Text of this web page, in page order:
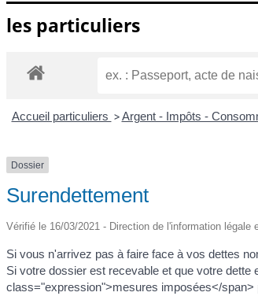
les particuliers
Accueil particuliers > Argent - Impôts -
Dossier
Surendettement
Vérifié le 16/03/2021 - Direction de l'information légale
Si vous n'arrivez pas à faire face à vos dettes
Si votre dossier est recevable et que votre
class="expression">mesures imposées</